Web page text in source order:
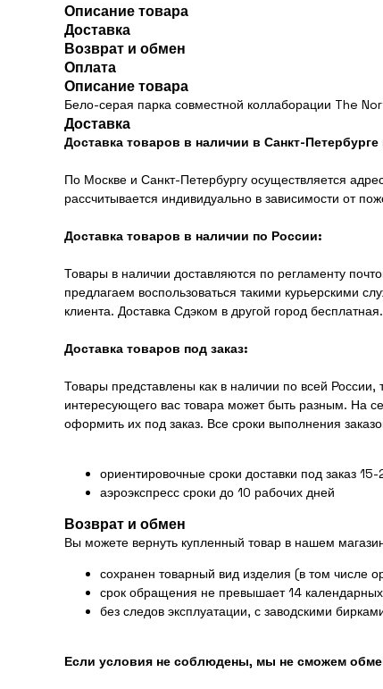
Описание товара
Доставка
Возврат и обмен
Оплата
Описание товара
Бело-серая парка совместной коллаборации The
Доставка
Доставка товаров в наличии в Санкт-
По Москве и Санкт-Петербургу осуществляется
рассчитывается индивидуально в зависимости от
Доставка товаров в наличии по России:
Товары в наличии доставляются по регламенту
предлагаем воспользоваться такими курьерскими
клиента. Доставка Сдэком в другой город бесплатная.
Доставка товаров под заказ:
Товары представлены как в наличии по всей
интересующего вас товара может быть разным. На
оформить их под заказ. Все сроки выполнения
ориентировочные сроки доставки под заказ
аэроэкспресс сроки до 10 рабочих дней
Возврат и обмен
Вы можете вернуть купленный товар в нашем
сохранен товарный вид изделия (в том числе
срок обращения не превышает 14
без следов эксплуатации, с заводскими
Если условия не соблюдены, мы не сможем